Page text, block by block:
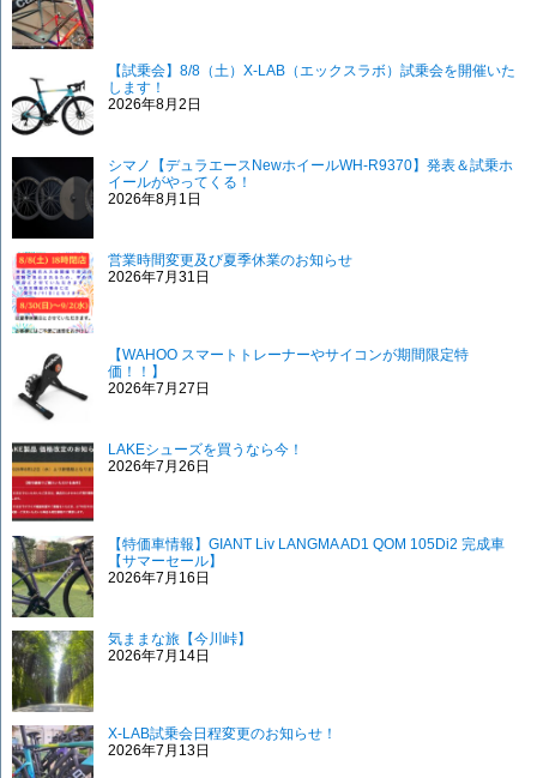
【試乗会】8/8（土）X-LAB（エックスラボ）試乗会を開催いた
します！
2026年8月2日
シマノ【デュラエースNewホイールWH-R9370】発表＆試乗ホ
イールがやってくる！
2026年8月1日
営業時間変更及び夏季休業のお知らせ
2026年7月31日
【WAHOO スマートトレーナーやサイコンが期間限定特
価！！】
2026年7月27日
LAKEシューズを買うなら今！
2026年7月26日
【特価車情報】GIANT Liv LANGMA AD1 QOM 105Di2 完成車
【サマーセール】
2026年7月16日
気ままな旅【今川峠】
2026年7月14日
X-LAB試乗会日程変更のお知らせ！
2026年7月13日